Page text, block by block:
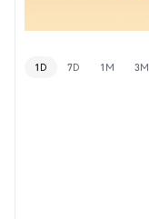
1D 7D 1M 3M